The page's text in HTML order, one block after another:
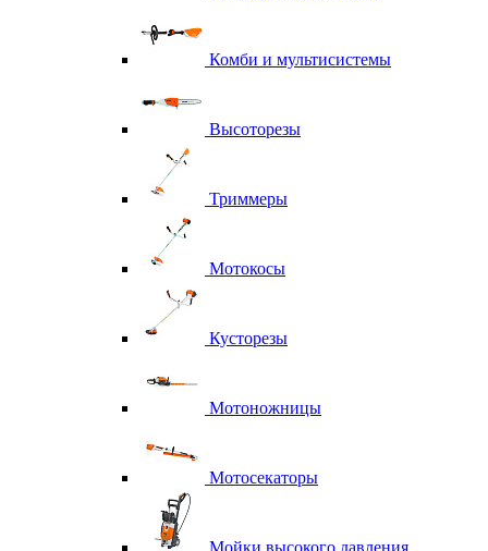
Комби и мультисистемы
Высоторезы
Триммеры
Мотокосы
Кусторезы
Мотоножницы
Мотосекаторы
Мойки высокого давления